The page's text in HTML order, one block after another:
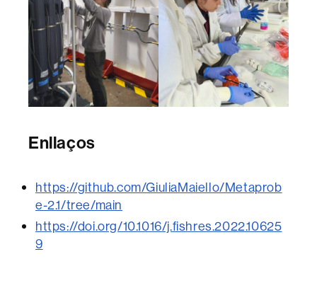
Enllaços
https://github.com/GiuliaMaiello/Metaprob
e-2.1/tree/main
https://doi.org/10.1016/j.fishres.2022.10625
9